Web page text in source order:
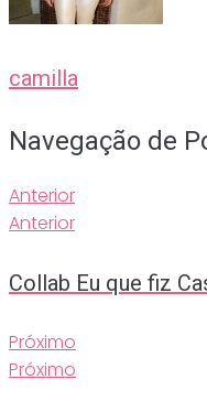
camilla
Navegação de
Anterior
Anterior
Collab Eu que fiz
Próximo
Próximo